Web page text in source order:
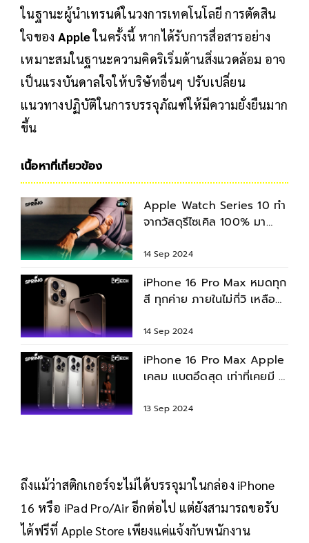
ในฐานะผู้นำเทรนด์ในวงการเทคโนโลยี การตัดสิน
ใจของ Appleในครั้งนี้ หากได้รับการสื่อสารอย่าง
เหมาะสมในฐานะความคิดริเริ่มด้านสิ่งแวดล้อม อาจ
เป็นแรงบันดาลใจให้บริษัทอื่นๆ ปรับเปลี่ยน
แนวทางปฏิบัติในการบรรจุภัณฑ์ให้มีความยั่งยืนมาก
ขึ้น
เนื้อหาที่เกี่ยวข้อง
Apple Watch Series 10 ทำ
จากวัสดุรีไซเคิล 100% มา
พลาสติก
14 Sep 2024
iPhone 16 Pro Max หมดทุก
สี ทุกค่าย ภายในไม่กี่วิ เหลือ
แหลม!
14 Sep 2024
iPhone 16 Pro Max Apple
เคลม แบตอึดสุด เท่าที่เคยมี ดู
13 Sep 2024
ถึงแม้ว่าสติกเกอร์จะไม่ได้บรรจุมาในกล่อง iPhone
16 หรือ iPad Pro/Air อีกต่อไป แต่ยังสามารถขอรับ
ได้ฟรีที่ Apple Store เพียงแค่แจ้งกับพนักงาน